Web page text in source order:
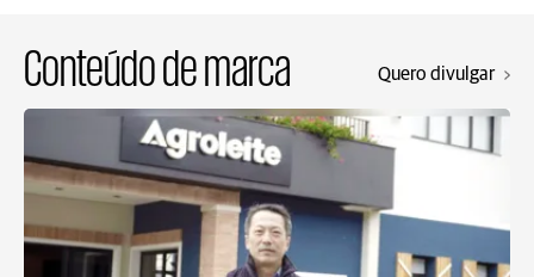
Conteúdo de marca Quero divulgar